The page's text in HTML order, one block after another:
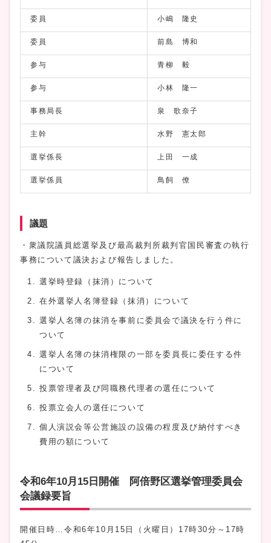
委員 小嶋 隆史
委員 前島 博和
参与 青柳 毅
参与 小林 隆一
事務局長 泉 歌奈子
主幹 水野 憲太郎
選挙係長 上田 一成
選挙係員 鳥飼 僚
議題
・衆議院議員総選挙及び最高裁判所裁判官国民審査の執行
事務について議決および報告しました。
選挙時登録（抹消）について
在外選挙人名簿登録（抹消）について
選挙人名簿の抹消を事前に委員会で議決を行う件に
ついて
選挙人名簿の抹消権限の一部を委員長に委任する件
について
投票管理者及び同職務代理者の選任について
投票立会人の選任について
個人演説会等公営施設の設備の程度及び納付すべき
費用の額について
令和6年10月15日開催 阿倍野区選挙管理委員会
会議録要旨
開催日時…令和6年10月15日（火曜日）17時30分～17時